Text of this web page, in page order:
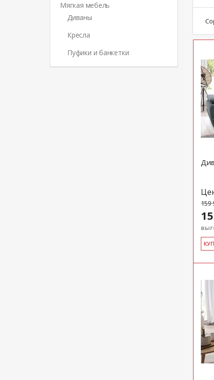
159
Мягкая мебель
Диваны
Кресла
Пуфики и банкетки